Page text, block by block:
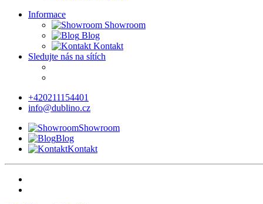
Informace
Showroom
Blog
Kontakt
Sledujte nás na sítích
+420211154401
info@dublino.cz
Showroom
Blog
Kontakt